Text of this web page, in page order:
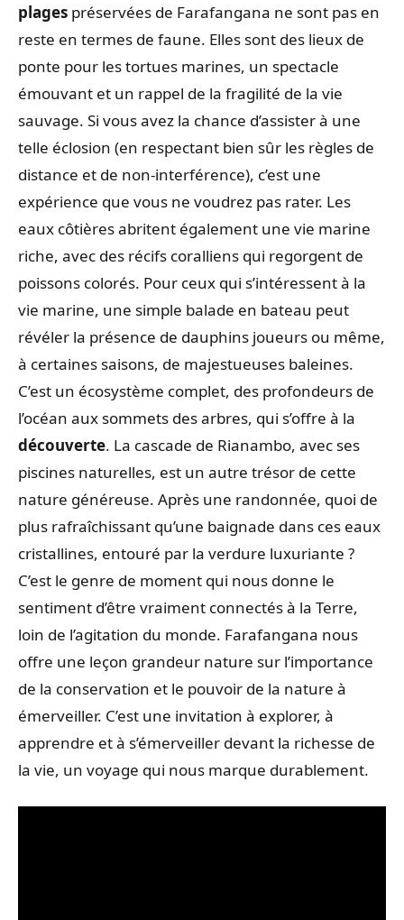
plages préservées de Farafangana ne sont pas en
reste en termes de faune. Elles sont des lieux de
ponte pour les tortues marines, un spectacle
émouvant et un rappel de la fragilité de la vie
sauvage. Si vous avez la chance d’assister à une
telle éclosion (en respectant bien sûr les règles de
distance et de non-interférence), c’est une
expérience que vous ne voudrez pas rater. Les
eaux côtières abritent également une vie marine
riche, avec des récifs coralliens qui regorgent de
poissons colorés. Pour ceux qui s’intéressent à la
vie marine, une simple balade en bateau peut
révéler la présence de dauphins joueurs ou même,
à certaines saisons, de majestueuses baleines.
C’est un écosystème complet, des profondeurs de
l’océan aux sommets des arbres, qui s’offre à la
découverte. La cascade de Rianambo, avec ses
piscines naturelles, est un autre trésor de cette
nature généreuse. Après une randonnée, quoi de
plus rafraîchissant qu’une baignade dans ces eaux
cristallines, entouré par la verdure luxuriante ?
C’est le genre de moment qui nous donne le
sentiment d’être vraiment connectés à la Terre,
loin de l’agitation du monde. Farafangana nous
offre une leçon grandeur nature sur l’importance
de la conservation et le pouvoir de la nature à
émerveiller. C’est une invitation à explorer, à
apprendre et à s’émerveiller devant la richesse de
la vie, un voyage qui nous marque durablement.